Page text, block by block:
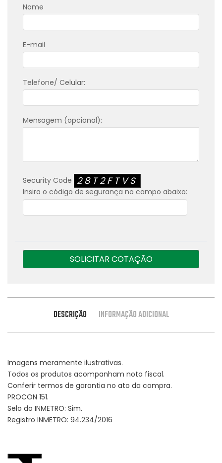
Nome
E-mail
Telefone/ Celular:
Mensagem (opcional):
Security Code 28T2FTVS
Insira o código de segurança no campo abaixo:
SOLICITAR COTAÇÃO
DESCRIÇÃO INFORMAÇÃO ADICIONAL
Imagens meramente ilustrativas.
Todos os produtos acompanham nota fiscal.
Conferir termos de garantia no ato da compra.
PROCON 151.
Selo do INMETRO: Sim.
Registro INMETRO: 94.234/2016